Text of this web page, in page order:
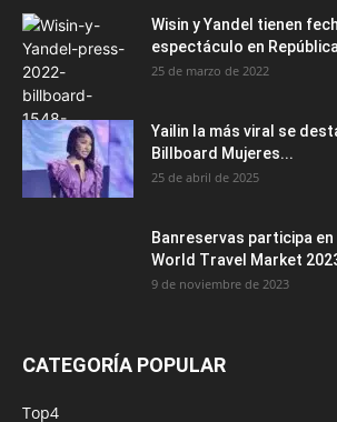
Wisin y Yandel tienen
espectáculo en
25 de marzo de 2022
Yailin la más viral se
Billboard Mujeres...
25 de abril de 2025
Banreservas participa
World Travel Market
9 de noviembre de 2023
CATEGORÍA POPULAR
Top4